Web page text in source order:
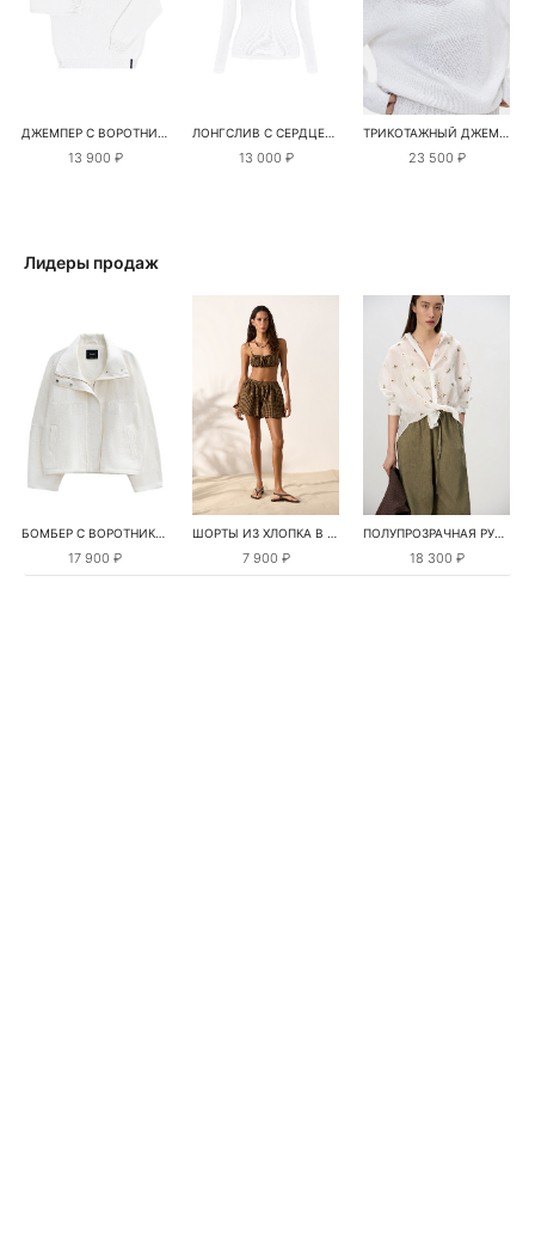
ДЖЕМПЕР С ВОРОТНИКОМ-СТОЙКОЙ
13 900 ₽
ЛОНГСЛИВ С СЕРДЦЕМ НА СПИНЕ
13 000 ₽
ТРИКОТАЖНЫЙ ДЖЕМПЕР С ГОЛОГРАФИЧЕСКИМИ ПАЙЕТКАМИ
23 500 ₽
Лидеры продаж
БОМБЕР С ВОРОТНИКОМ-СТОЙКОЙ
17 900 ₽
ШОРТЫ ИЗ ХЛОПКА В КЛЕТКУ
7 900 ₽
ПОЛУПРОЗРАЧНАЯ РУБАШКА С РОМАШКАМИ
18 300 ₽